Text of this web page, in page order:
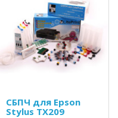
СБПЧ для Epson
Stylus TX209